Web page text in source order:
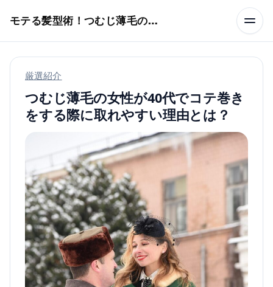
モテる髪型術！つむじ薄毛の隠し方
厳選紹介
つむじ薄毛の女性が40代でコテ巻き
をする際に取れやすい理由とは？